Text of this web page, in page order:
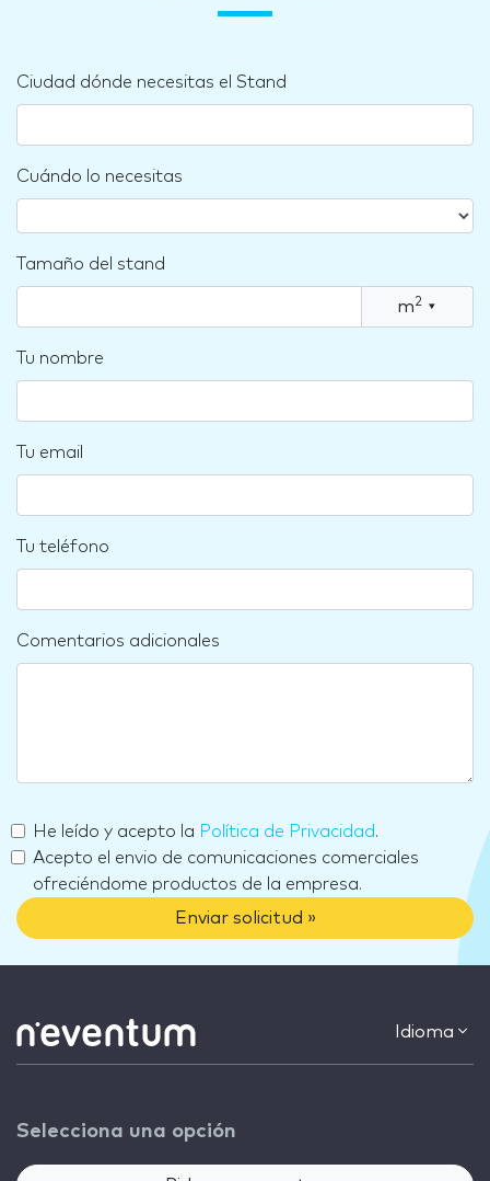
Ciudad dónde necesitas el Stand
Cuándo lo necesitas
Tamaño del stand
m2 ▾
Tu nombre
Tu email
Tu teléfono
Comentarios adicionales
He leído y acepto la Política de Privacidad.
Acepto el envio de comunicaciones comerciales
ofreciéndome productos de la empresa.
Enviar solicitud »
Idioma
Selecciona una opción